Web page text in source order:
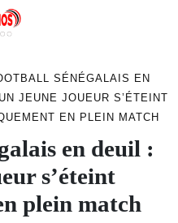
SÉNÉGALAIS EN
JEUNE JOUEUR S’ÉTEINT
EN PLEIN MATCH
en deuil :
s’éteint
plein match